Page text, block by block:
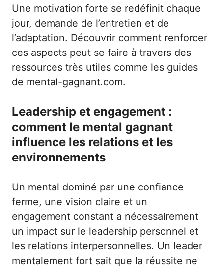
Une motivation forte se redéfinit chaque
jour, demande de l’entretien et de
l’adaptation. Découvrir comment renforcer
ces aspects peut se faire à travers des
ressources très utiles comme les guides
de mental-gagnant.com.
Leadership et engagement :
comment le mental gagnant
influence les relations et les
environnements
Un mental dominé par une confiance
ferme, une vision claire et un
engagement constant a nécessairement
un impact sur le leadership personnel et
les relations interpersonnelles. Un leader
mentalement fort sait que la réussite ne